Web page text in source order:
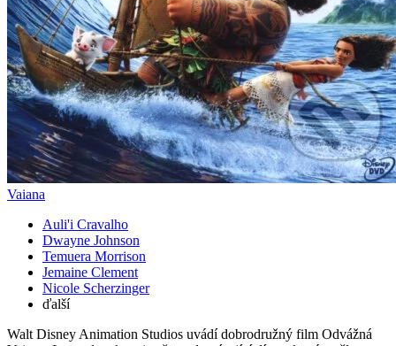
Vaiana
Auli'i Cravalho
Dwayne Johnson
Temuera Morrison
Jemaine Clement
Nicole Scherzinger
ďalší
Walt Disney Animation Studios uvádí dobrodružný film Odvážná